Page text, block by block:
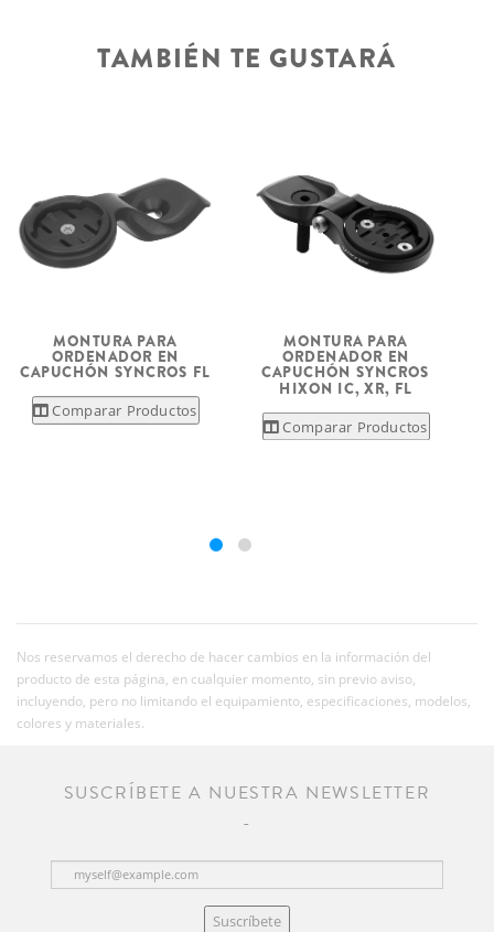
TAMBIÉN TE GUSTARÁ
MONTURA PARA
ORDENADOR EN
CAPUCHÓN SYNCROS FL
Comparar Productos
MONTURA PARA
ORDENADOR EN
CAPUCHÓN SYNCROS
HIXON IC, XR, FL
Comparar Productos
Nos reservamos el derecho de hacer cambios en la información del
producto de esta página, en cualquier momento, sin previo aviso,
incluyendo, pero no limitando el equipamiento, especificaciones, modelos,
colores y materiales.
SUSCRÍBETE A NUESTRA NEWSLETTER
Suscríbete